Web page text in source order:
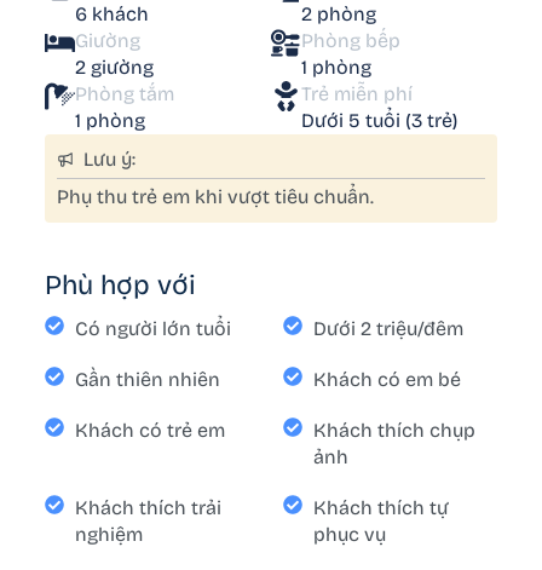
6 khách
2 phòng
Giường
2 giường
Phòng bếp
1 phòng
Phòng tắm
1 phòng
Trẻ miễn phí
Dưới 5 tuổi (3 trẻ)
Lưu ý:
Phụ thu trẻ em khi vượt tiêu chuẩn.
Phù hợp với
Có người lớn tuổi Dưới 2 triệu/đêm
Gần thiên nhiên Khách có em bé
Khách có trẻ em
Khách thích chụp
ảnh
Khách thích trải
nghiệm
Khách thích tự
phục vụ